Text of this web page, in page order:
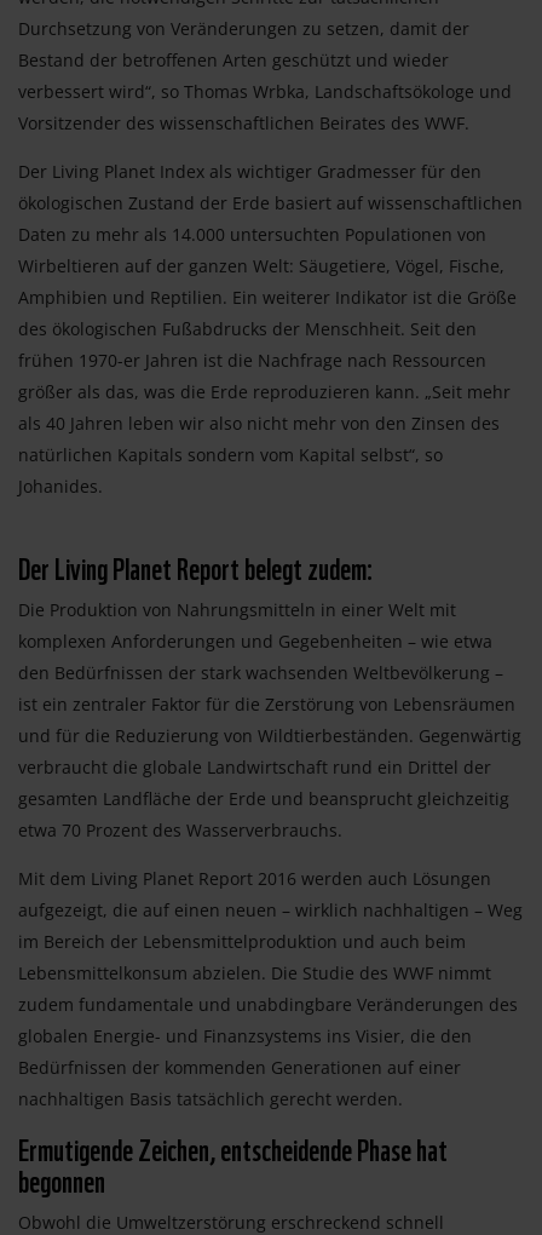
Durchsetzung von Veränderungen zu setzen, damit der
Bestand der betroffenen Arten geschützt und wieder
verbessert wird“, so Thomas Wrbka, Landschaftsökologe und
Vorsitzender des wissenschaftlichen Beirates des WWF.
Der Living Planet Index als wichtiger Gradmesser für den
ökologischen Zustand der Erde basiert auf wissenschaftlichen
Daten zu mehr als 14.000 untersuchten Populationen von
Wirbeltieren auf der ganzen Welt: Säugetiere, Vögel, Fische,
Amphibien und Reptilien. Ein weiterer Indikator ist die Größe
des ökologischen Fußabdrucks der Menschheit. Seit den
frühen 1970-er Jahren ist die Nachfrage nach Ressourcen
größer als das, was die Erde reproduzieren kann. „Seit mehr
als 40 Jahren leben wir also nicht mehr von den Zinsen des
natürlichen Kapitals sondern vom Kapital selbst“, so
Johanides.
Der Living Planet Report belegt zudem:
Die Produktion von Nahrungsmitteln in einer Welt mit
komplexen Anforderungen und Gegebenheiten – wie etwa
den Bedürfnissen der stark wachsenden Weltbevölkerung –
ist ein zentraler Faktor für die Zerstörung von Lebensräumen
und für die Reduzierung von Wildtierbeständen. Gegenwärtig
verbraucht die globale Landwirtschaft rund ein Drittel der
gesamten Landfläche der Erde und beansprucht gleichzeitig
etwa 70 Prozent des Wasserverbrauchs.
Mit dem Living Planet Report 2016 werden auch Lösungen
aufgezeigt, die auf einen neuen – wirklich nachhaltigen – Weg
im Bereich der Lebensmittelproduktion und auch beim
Lebensmittelkonsum abzielen. Die Studie des WWF nimmt
zudem fundamentale und unabdingbare Veränderungen des
globalen Energie- und Finanzsystems ins Visier, die den
Bedürfnissen der kommenden Generationen auf einer
nachhaltigen Basis tatsächlich gerecht werden.
Ermutigende Zeichen, entscheidende Phase hat
begonnen
Obwohl die Umweltzerstörung erschreckend schnell